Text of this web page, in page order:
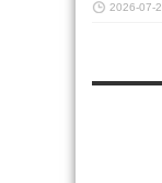
2026-07-